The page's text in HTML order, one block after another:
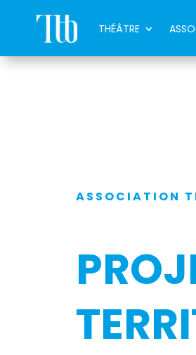
THÉÂTRE
ASSOCIATION